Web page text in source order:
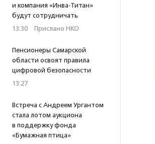
и компания «Инва-Титан»
будут сотрудничать
13:30 · Прислано НКО
Пенсионеры Самарской
области освоят правила
цифровой безопасности
13:27
Встреча с Андреем Ургантом
стала лотом аукциона
в поддержку фонда
«Бумажная птица»